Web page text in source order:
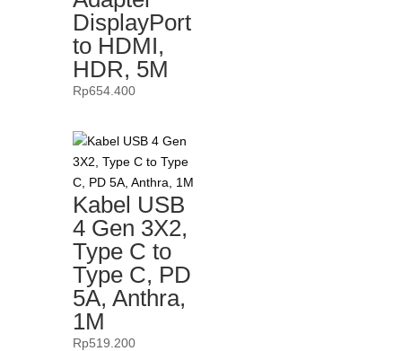
DisplayPort
to HDMI,
HDR, 5M
Rp654.400
Kabel USB
4 Gen 3X2,
Type C to
Type C, PD
5A, Anthra,
1M
Rp519.200